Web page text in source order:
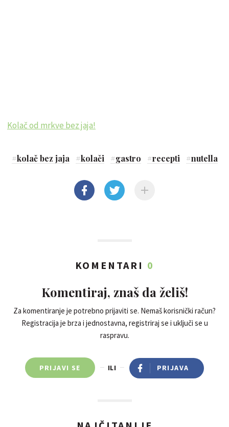
Kolač od mrkve bez jaja!
#kolač bez jaja #kolači #gastro #recepti #nutella
KOMENTARI 0
Komentiraj, znaš da želiš!
Za komentiranje je potrebno prijaviti se. Nemaš korisnički račun?
Registracija je brza i jednostavna, registriraj se i uključi se u
raspravu.
PRIJAVI SE ILI PRIJAVA